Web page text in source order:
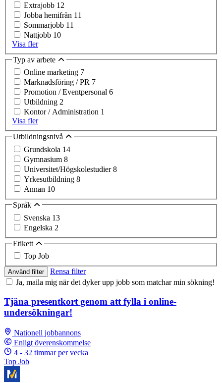
Extrajobb 12
Jobba hemifrån 11
Sommarjobb 11
Nattjobb 10
Visa fler
Typ av arbete
Online marketing 7
Marknadsföring / PR 7
Promotion / Eventpersonal 6
Utbildning 2
Kontor / Administration 1
Visa fler
Utbildningsnivå
Grundskola 14
Gymnasium 8
Universitet/Högskolestudier8
Yrkesutbildning 8
Annan 10
Språk
Svenska 13
Engelska 2
Etikett
Top Job
Använd filter
Rensa filter
Ja, maila mig när det dyker upp jobb som matchar min sökning!
Tjäna presentkort genom att fylla i online-
undersökningar!
Nationell jobbannons
Enligt överenskommelse
4 - 32 timmar per vecka
Top Job